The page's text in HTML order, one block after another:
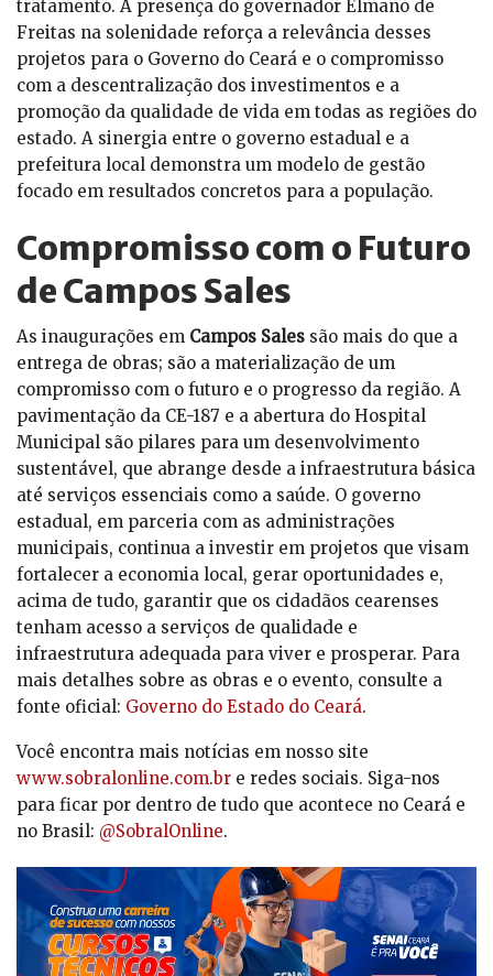
tratamento. A presença do governador Elmano de
Freitas na solenidade reforça a relevância desses
projetos para o Governo do Ceará e o compromisso
com a descentralização dos investimentos e a
promoção da qualidade de vida em todas as regiões do
estado. A sinergia entre o governo estadual e a
prefeitura local demonstra um modelo de gestão
focado em resultados concretos para a população.
Compromisso com o Futuro
de Campos Sales
As inaugurações em Campos Sales são mais do que a
entrega de obras; são a materialização de um
compromisso com o futuro e o progresso da região. A
pavimentação da CE-187 e a abertura do Hospital
Municipal são pilares para um desenvolvimento
sustentável, que abrange desde a infraestrutura básica
até serviços essenciais como a saúde. O governo
estadual, em parceria com as administrações
municipais, continua a investir em projetos que visam
fortalecer a economia local, gerar oportunidades e,
acima de tudo, garantir que os cidadãos cearenses
tenham acesso a serviços de qualidade e
infraestrutura adequada para viver e prosperar. Para
mais detalhes sobre as obras e o evento, consulte a
fonte oficial: Governo do Estado do Ceará.
Você encontra mais notícias em nosso site
www.sobralonline.com.br e redes sociais. Siga-nos
para ficar por dentro de tudo que acontece no Ceará e
no Brasil: @SobralOnline.